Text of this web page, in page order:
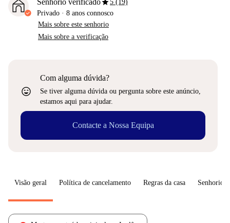
Senhorio verificado
5 (19)
Privado · 8 anos connosco
Mais sobre este senhorio
Mais sobre a verificação
sentiment_very_satisfied
Com alguma dúvida?
Se tiver alguma dúvida ou pergunta sobre este anúncio,
estamos aqui para ajudar.
Contacte a Nossa Equipa
Visão geral Política de cancelamento Regras da casa Senhorio